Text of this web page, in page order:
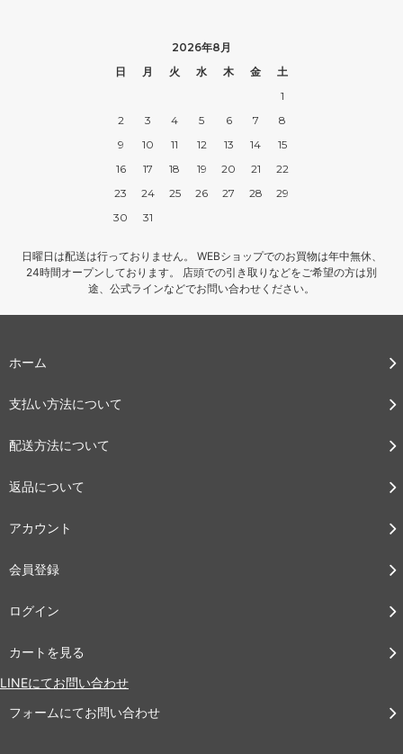
2026年8月
日
月 火 水 木 金
土
1
2
3 4 5 6 7
8
9
10 11 12 13 14
15
16
17 18 19 20 21
22
23
24 25 26 27 28
29
30
31
日曜日は配送は行っておりません。 WEBショップでのお買物は年中無休、
24時間オープンしております。 店頭での引き取りなどをご希望の方は別
途、公式ラインなどでお問い合わせください。
ホーム
支払い方法について
配送方法について
返品について
アカウント
会員登録
ログイン
カートを見る
LINEにてお問い合わせ
フォームにてお問い合わせ